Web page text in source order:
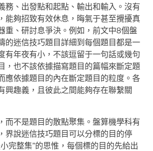
務、出發點和起點、輸出和輸入。沒有
能夠招致有效休息，晦氣于甚至攪擾真
重、研討息爭決。例如，前文中8個盤
的迷信技巧題目詳細到每個題目都是一
有年夜有小，不該逗留于一句話或幾句
，也不該依據描寫題目的篇幅來斷定題
應依據題目的內在斷定題目的粒度。各
興趣義，且彼此之間能夠存在聯繫關
而不是題目的散點聚集。盤算機學科有
界說迷信技巧題目可以分標的目的停
完整集”的思惟，每個標的目的先給出